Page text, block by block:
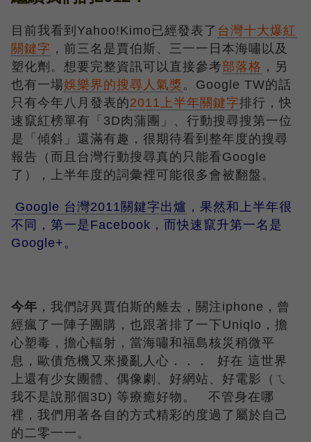
目前我看到Yahoo!Kimo已經發表了 台灣十大爆紅
關鍵字 ，前三名是賈伯斯、三一一日本海嘯以及
塑化劑。想要完整資訊可以直接參考部落格 ，另
也有一場娛樂界的搜尋人氣獎 。Google TW的話
只有今年八月發表的2011上半年關鍵字排行，快
速竄紅榜單有「3D肉蒲團」、行動搜尋搜第一位
是「傾斜」還滿有趣，很期待看到整年度的搜尋
報告（而且台灣行動搜尋真的只能看Google
了），上半年度的詞彙裡可能很多會被翻盤。
Google 台灣2011關鍵字出爐 ，果然和上半年很
不同，第一是Facebook，而快速竄升第一名是
Google+。
今年 ，我們訝異賈伯斯的離去，關注iphone，曾
經瘋了一陣子團購，也跟著排了一下Uniqlo，擔
心塑毒，擔心輻射，當海嘯和福島核災稍微平
息，歐債危機又來擾亂人心．．． 好在 這世界
上還有少女團體、偶像劇、好網站、好電影（ㄟ
我不是說那個3D) 等療癒好物。 不管身在哪
裡，我們用著各自的方式精彩的度過了屬於自己
的二零一一。